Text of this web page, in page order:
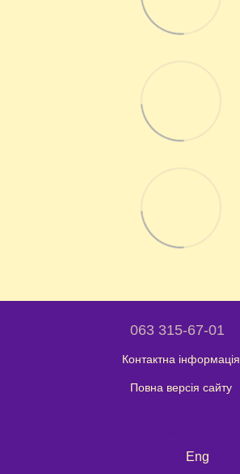
063 315-67-01
Контактна інформація
Повна версія сайту
Eng